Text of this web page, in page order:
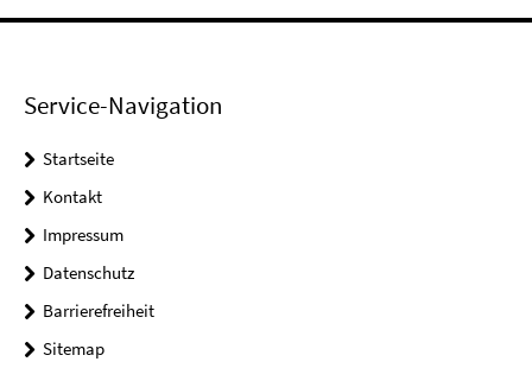
Service-Navigation
Startseite
Kontakt
Impressum
Datenschutz
Barrierefreiheit
Sitemap